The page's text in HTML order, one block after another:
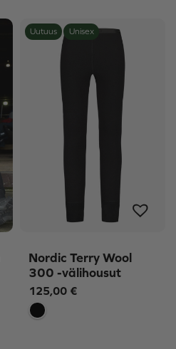
Uutuus Unisex
Nordic Terry Wool
300 -välihousut
125,00 €